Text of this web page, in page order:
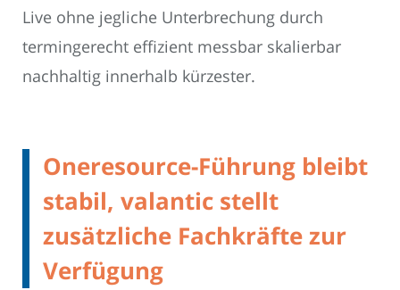
Live ohne jegliche Unterbrechung durch
termingerecht effizient messbar skalierbar
nachhaltig innerhalb kürzester.
Oneresource-Führung bleibt
stabil, valantic stellt
zusätzliche Fachkräfte zur
Verfügung